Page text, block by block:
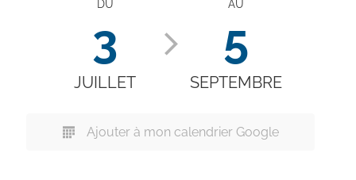
DU
3
JUILLET
AU
5
SEPTEMBRE
Ajouter à mon calendrier Google